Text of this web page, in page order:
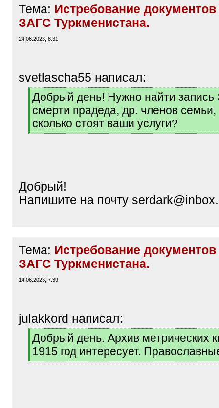
Тема: Истребование документов
ЗАГС Туркменистана.
24.06.2023, 8:31
svetlascha55 написал:
q
]
Добрый день! Нужно найти запись
смерти прадеда, др. членов
сколько стоят ваши услуги?
[
Добрый!
Напишите на почту
Тема: Истребование документов
ЗАГС Туркменистана.
14.06.2023, 7:39
julakkord написал:
q
]
Добрый день. Архив метрических
1915 год интересует.
[